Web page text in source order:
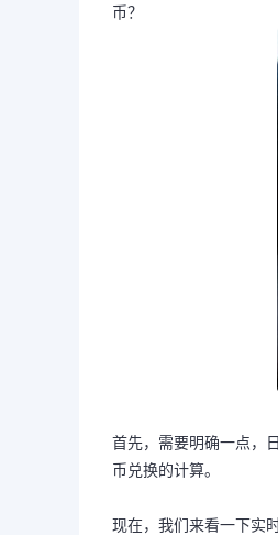
币？
首先，需要明确一点，
币兑换的计算。
现在，我们来看一下实